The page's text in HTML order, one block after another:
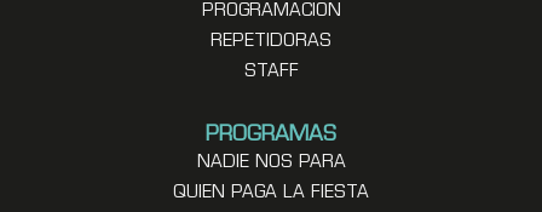
PROGRAMACION
REPETIDORAS
STAFF
PROGRAMAS
NADIE NOS PARA
QUIEN PAGA LA FIESTA